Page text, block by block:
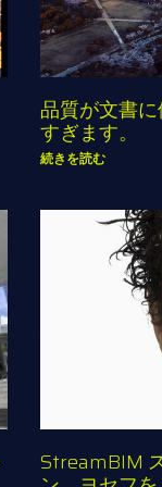
品質が文書
すぎます。
続きを読む
StreamBIM